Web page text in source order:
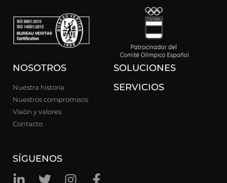
NOSOTROS
Nuestra historia
Nuestros compromisos
Visión y valores
Contacto
SÍGUENOS
SOLUCIONES
SERVICIOS